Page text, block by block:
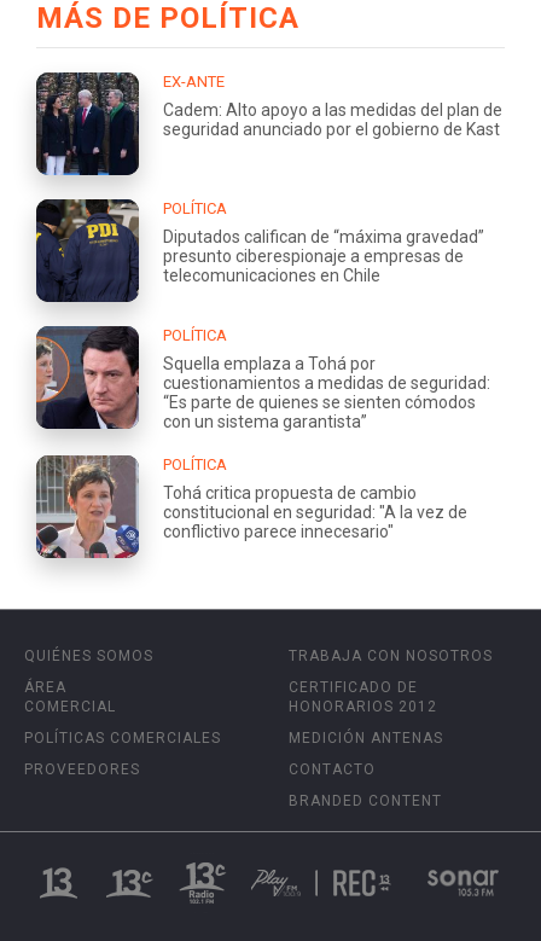
MÁS DE POLÍTICA
EX-ANTE
Cadem: Alto apoyo a las medidas del plan de
seguridad anunciado por el gobierno de Kast
POLÍTICA
Diputados califican de “máxima gravedad”
presunto ciberespionaje a empresas de
telecomunicaciones en Chile
POLÍTICA
Squella emplaza a Tohá por
cuestionamientos a medidas de seguridad:
“Es parte de quienes se sienten cómodos
con un sistema garantista”
POLÍTICA
Tohá critica propuesta de cambio
constitucional en seguridad: "A la vez de
conflictivo parece innecesario"
QUIÉNES SOMOS
ÁREA
COMERCIAL
POLÍTICAS COMERCIALES
PROVEEDORES
TRABAJA CON NOSOTROS
CERTIFICADO DE
HONORARIOS 2012
MEDICIÓN ANTENAS
CONTACTO
BRANDED CONTENT